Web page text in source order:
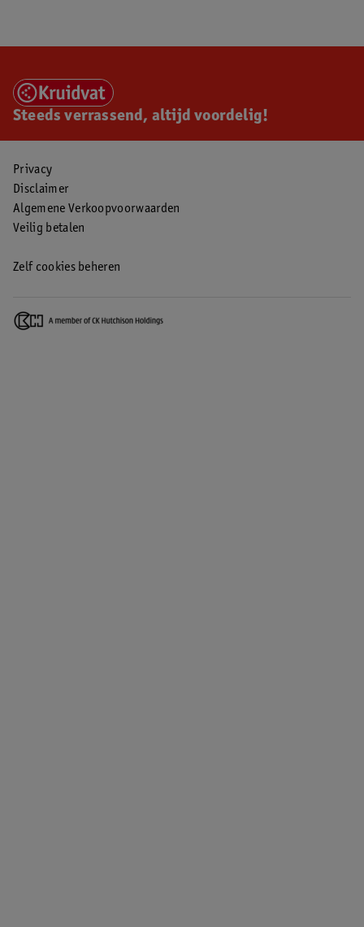
Steeds verrassend, altijd voordelig!
Privacy
Disclaimer
Algemene Verkoopvoorwaarden
Veilig betalen
Zelf cookies beheren